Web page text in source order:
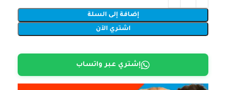
إضافة إلى السلة
اشتري الآن
إشتري عبر واتساب